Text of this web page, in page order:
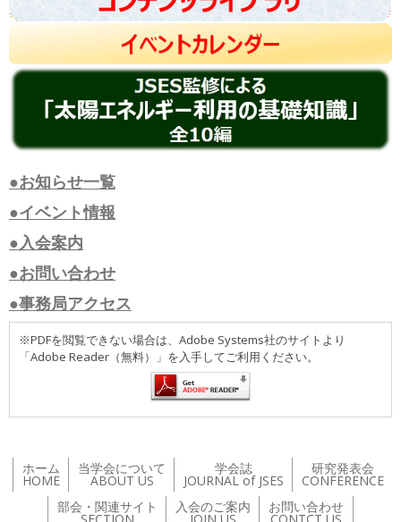
●お知らせ一覧
●イベント情報
●入会案内
●お問い合わせ
●事務局アクセス
※PDFを閲覧できない場合は、Adobe Systems社のサイトより
「Adobe Reader（無料）」を入手してご利用ください。
ホーム
HOME
当学会について
ABOUT US
学会誌
JOURNAL of JSES
研究発表会
CONFERENCE
部会・関連サイト
入会のご案内 お問い合わせ